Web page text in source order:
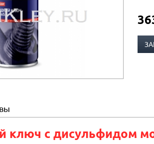
ключ с дисульфидом